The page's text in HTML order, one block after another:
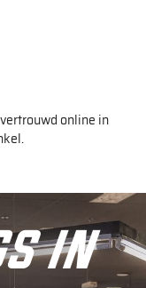
online in
in